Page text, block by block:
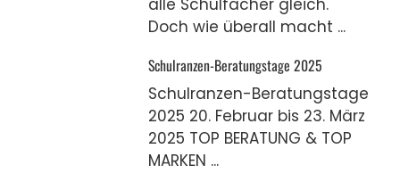
Doch wie überall macht ...
Schulranzen-Beratungstage 2025
Schulranzen-Beratungstage
2025 20. Februar bis 23. März
2025 TOP BERATUNG & TOP
MARKEN ...